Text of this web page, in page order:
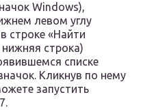
Windows),
левом углу
строке «Найти
строка)
списке
Кликнув по нему
запустить